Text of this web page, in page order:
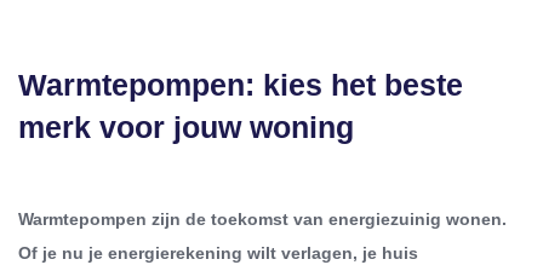
Warmtepompen: kies het beste
merk voor jouw woning
Warmtepompen zijn de toekomst van energiezuinig wonen.
Of je nu je energierekening wilt verlagen, je huis